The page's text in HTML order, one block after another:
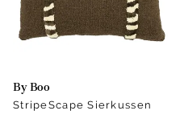
By Boo
StripeScape Sierkussen